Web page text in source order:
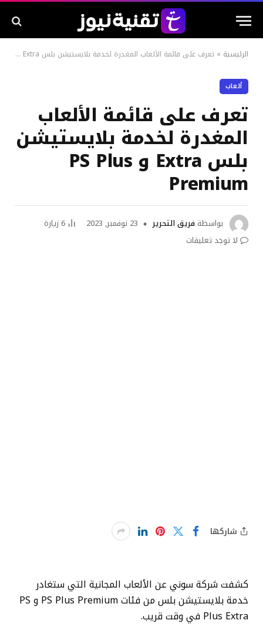
الرئيسية » تعرف على قائمة الألعاب المغدرة لخدمة بلايستيشن بلس Extra و PS Plus Premium
ألعاب
تعرف على قائمة الألعاب
المغدرة لخدمة بلايستيشن
بلس Extra و PS Plus
Premium
بواسطة فريق التحرير 23 نوفمبر, 2023 6 زيارة
لا توجد تعليقات
شاركها
كشفت شركة سوني عن الألعاب المجانية التي ستغادر
خدمة بلايستيشن بلس من فئات PS Plus Premium و PS
Plus Extra في وقت قريب.